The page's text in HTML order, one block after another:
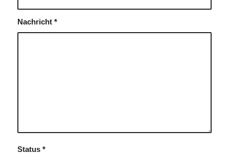
Nachricht *
Status *